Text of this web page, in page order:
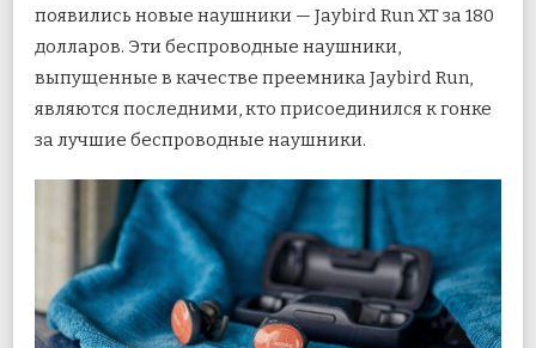
ПРОТИВ
BOSE
FREE:
5
ОТЛИЧИЙ
появились новые наушники — Jaybird Run XT за 180
долларов. Эти беспроводные наушники,
выпущенные в качестве преемника Jaybird Run,
являются последними, кто присоединился к гонке
за лучшие беспроводные наушники.